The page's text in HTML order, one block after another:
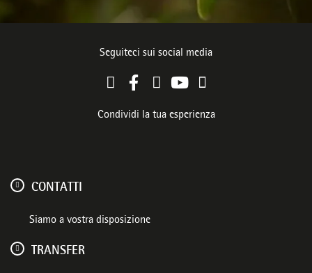
Seguiteci sui social media
Condividi la tua esperienza
CONTATTI
Siamo a vostra disposizione
TRANSFER